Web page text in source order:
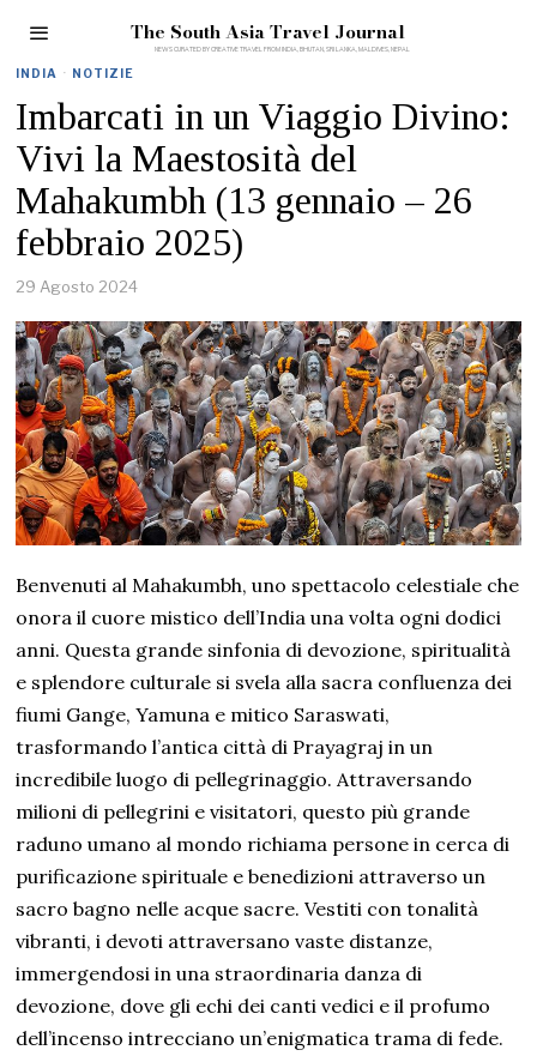
The South Asia Travel Journal
INDIA · NOTIZIE
Imbarcati in un Viaggio Divino:
Vivi la Maestosità del
Mahakumbh (13 gennaio – 26
febbraio 2025)
29 Agosto 2024
Benvenuti al Mahakumbh, uno spettacolo celestiale che
onora il cuore mistico dell’India una volta ogni dodici
anni. Questa grande sinfonia di devozione, spiritualità
e splendore culturale si svela alla sacra confluenza dei
fiumi Gange, Yamuna e mitico Saraswati,
trasformando l’antica città di Prayagraj in un
incredibile luogo di pellegrinaggio. Attraversando
milioni di pellegrini e visitatori, questo più grande
raduno umano al mondo richiama persone in cerca di
purificazione spirituale e benedizioni attraverso un
sacro bagno nelle acque sacre. Vestiti con tonalità
vibranti, i devoti attraversano vaste distanze,
immergendosi in una straordinaria danza di
devozione, dove gli echi dei canti vedici e il profumo
dell’incenso intrecciano un’enigmatica trama di fede.